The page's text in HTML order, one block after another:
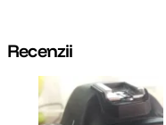
Recenzii